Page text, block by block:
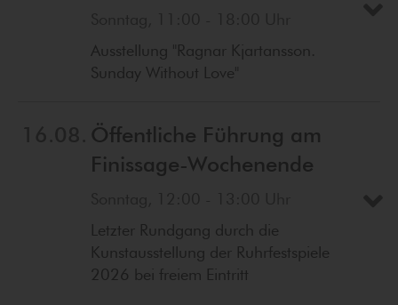
Ausstellung "Ragnar Kjartansson.
Sunday Without Love"
Öffentliche Führung am
Finissage-Wochenende
Letzter Rundgang durch die
Kunstausstellung der Ruhrfestspiele
2026 bei freiem Eintritt